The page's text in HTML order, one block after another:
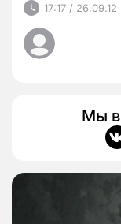
17:17 / 26.09.12
Мы в